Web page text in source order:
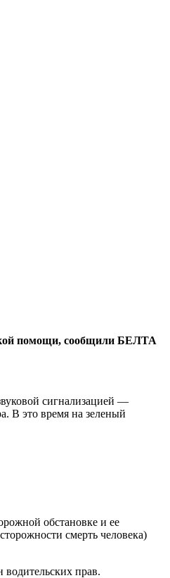
помощи, сообщили БЕЛТА
сигнализацией —
В это время на зеленый
обстановке и ее
смерть человека)
прав.